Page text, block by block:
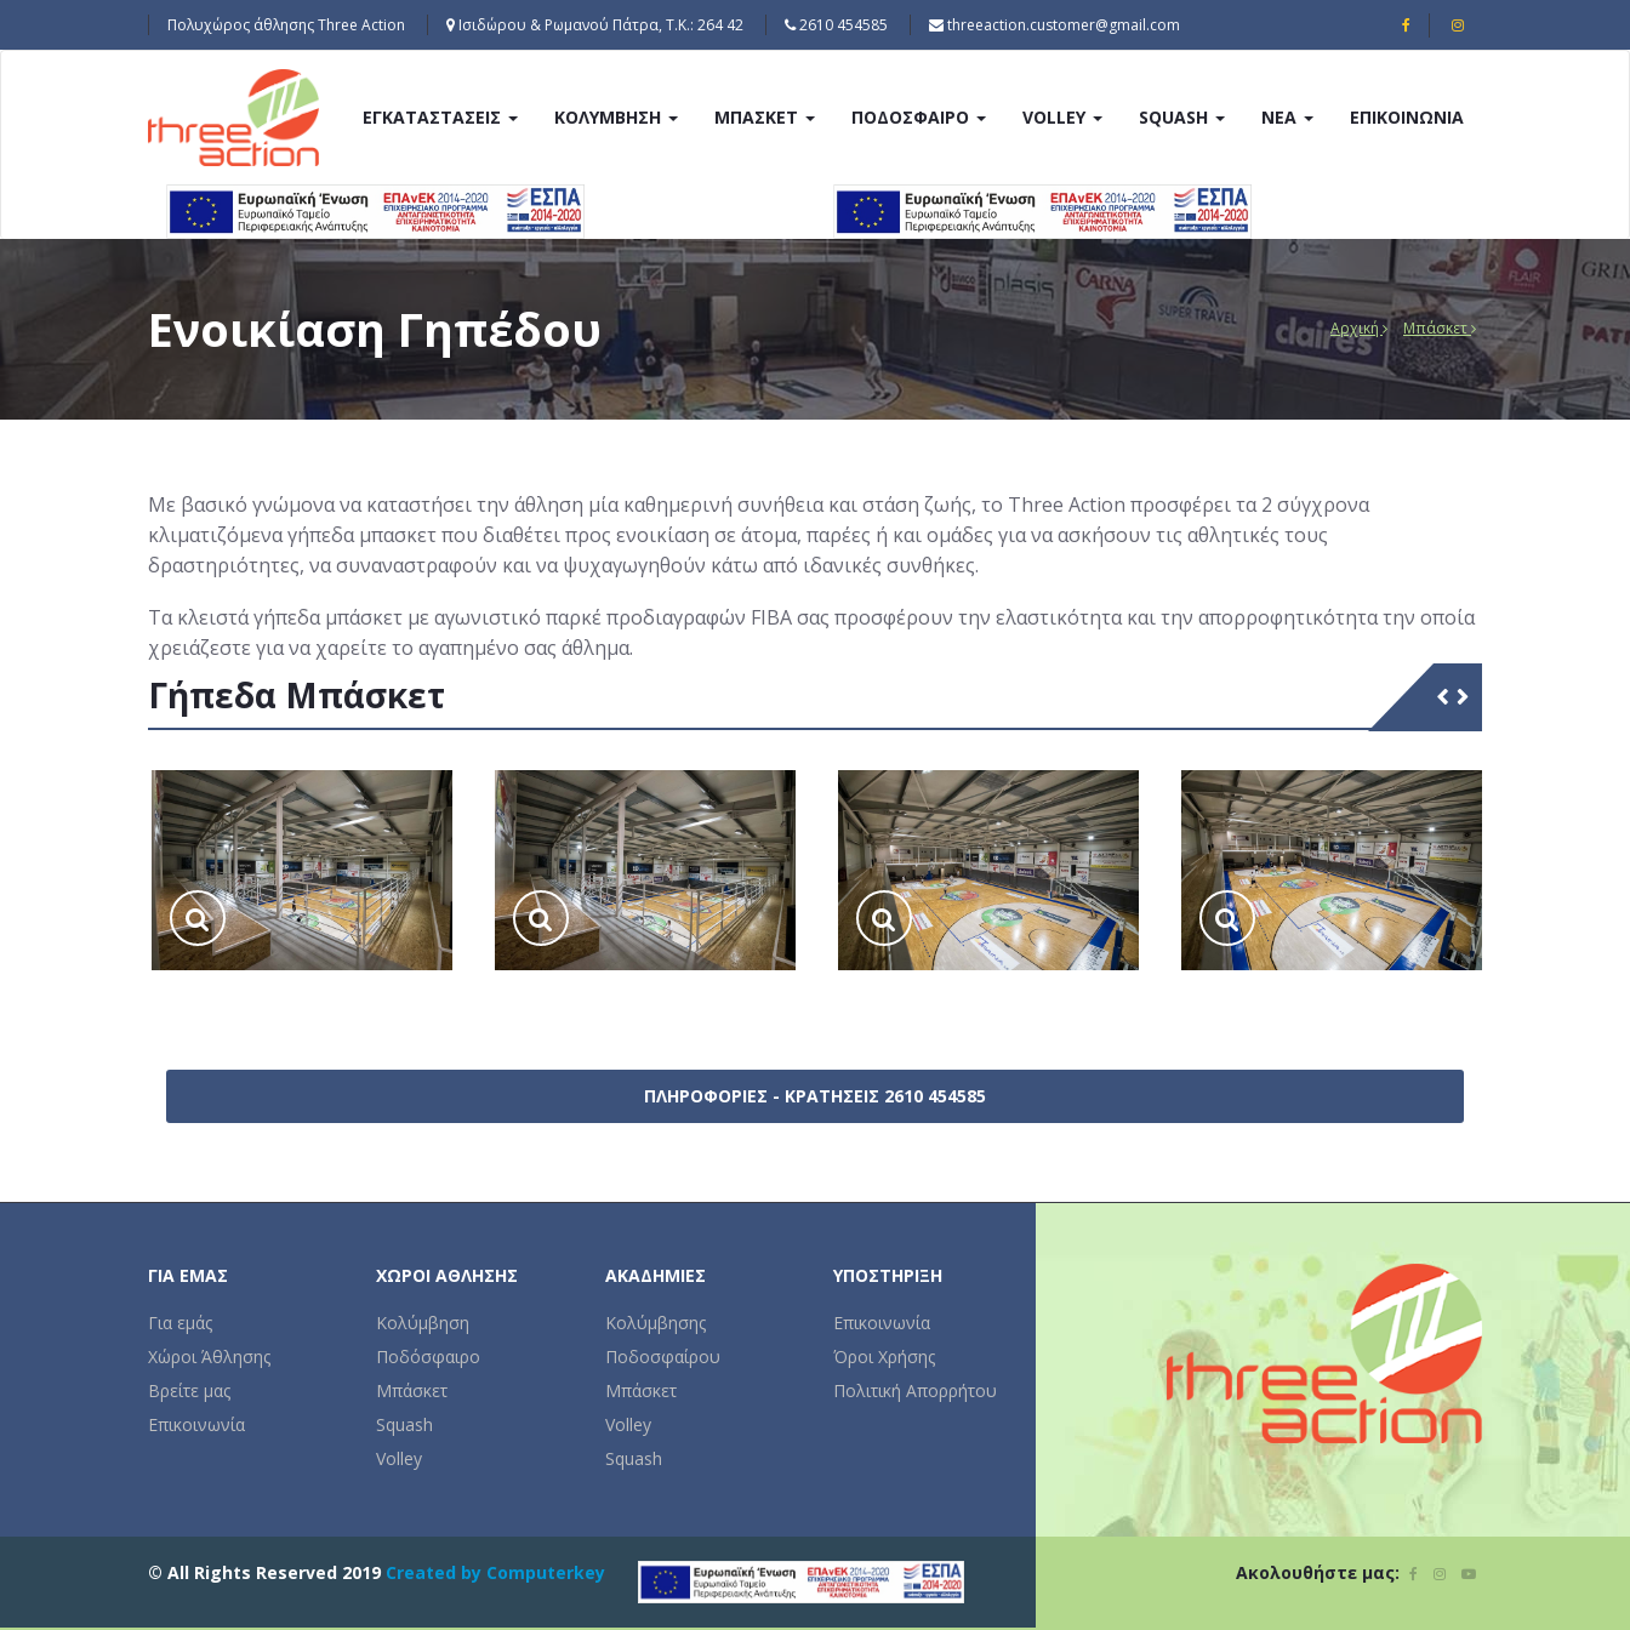
Πολυχώρος άθλησης Three Action Ισιδώρου & Ρωμανού Πάτρα, Τ.Κ.: 264 42 2610 454585 threeaction.customer@gmail.com
Κεντρική
πλοήγηση
ΕΓΚΑΤΑΣΤΆΣΕΙΣ ΚΟΛΎΜΒΗΣΗ ΜΠΆΣΚΕΤ ΠΟΔΌΣΦΑΙΡΟ VOLLEY SQUASH ΝΈΑ ΕΠΙΚΟΙΝΩΝΊΑ
Ενοικίαση Γηπέδου Breadcrumb Αρχική Μπάσκετ
Με βασικό γνώμονα να καταστήσει την άθληση μία καθημερινή συνήθεια και στάση ζωής, το Three Action προσφέρει τα 2 σύγχρονα
κλιματιζόμενα γήπεδα μπασκετ που διαθέτει προς ενοικίαση σε άτομα, παρέες ή και ομάδες για να ασκήσουν τις αθλητικές τους
δραστηριότητες, να συναναστραφούν και να ψυχαγωγηθούν κάτω από ιδανικές συνθήκες.
Τα κλειστά γήπεδα μπάσκετ με αγωνιστικό παρκέ προδιαγραφών FIBA σας προσφέρουν την ελαστικότητα και την απορροφητικότητα την οποία
χρειάζεστε για να χαρείτε το αγαπημένο σας άθλημα.
Γήπεδα Μπάσκετ
ΠΛΗΡΟΦΟΡΊΕΣ - ΚΡΑΤΉΣΕΙΣ 2610 454585
ΓΙΑ ΕΜΆΣ
Για εμάς
Χώροι Άθλησης
Βρείτε μας
Επικοινωνία
ΧΏΡΟΙ ΆΘΛΗΣΗΣ
Κολύμβηση
Ποδόσφαιρο
Μπάσκετ
Squash
Volley
ΑΚΑΔΗΜΊΕΣ
Κολύμβησης
Ποδοσφαίρου
Μπάσκετ
Volley
Squash
ΥΠΟΣΤΉΡΙΞΗ
Επικοινωνία
Όροι Χρήσης
Πολιτική Απορρήτου
© All Rights Reserved 2019 Created by Computerkey Ακολουθήστε μας: